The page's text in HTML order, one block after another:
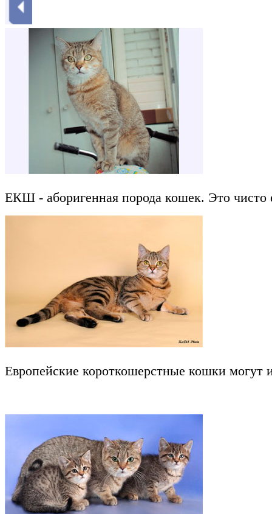
ЕКШ - аборигенная порода кошек. Это чисто
Европейские короткошерстные кошки могут